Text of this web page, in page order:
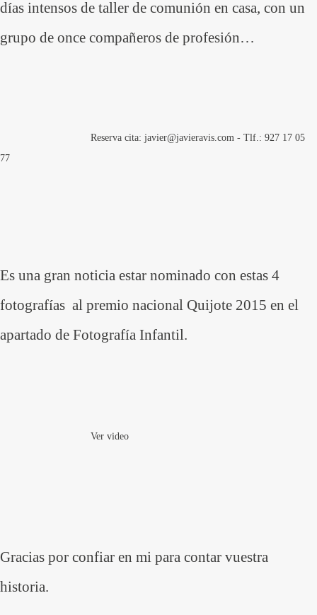
días intensos de taller de comunión en casa, con un
grupo de once compañeros de profesión…
Reserva cita: javier@javieravis.com - Tlf.: 927 17 05
77
Es una gran noticia estar nominado con estas 4
fotografías al premio nacional Quijote 2015 en el
apartado de Fotografía Infantil.
Ver video
Gracias por confiar en mi para contar vuestra
historia.